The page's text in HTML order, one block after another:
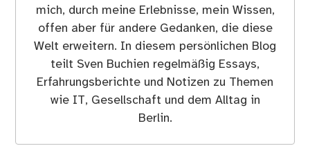
mich, durch meine Erlebnisse, mein Wissen,
offen aber für andere Gedanken, die diese
Welt erweitern. In diesem persönlichen Blog
teilt Sven Buchien regelmäßig Essays,
Erfahrungsberichte und Notizen zu Themen
wie IT, Gesellschaft und dem Alltag in
Berlin.